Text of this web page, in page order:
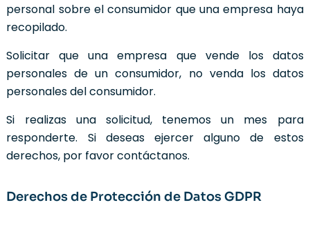
personal sobre el consumidor que una empresa haya
recopilado.
Solicitar que una empresa que vende los datos
personales de un consumidor, no venda los datos
personales del consumidor.
Si realizas una solicitud, tenemos un mes para
responderte. Si deseas ejercer alguno de estos
derechos, por favor contáctanos.
Derechos de Protección de Datos GDPR